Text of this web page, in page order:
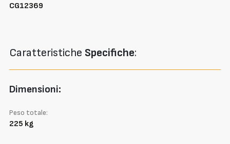
CG12369
Caratteristiche Specifiche:
Dimensioni:
Peso totale:
225 kg